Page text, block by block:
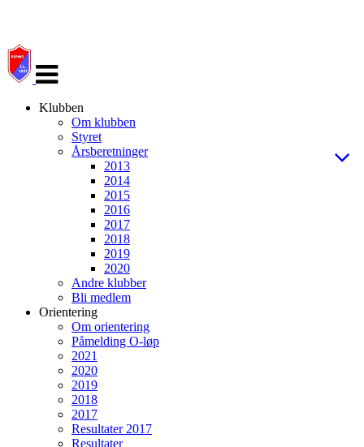
navigasjon
Klubben
Om klubben
Styret
Årsberetninger
2013
2014
2015
2016
2017
2018
2019
2020
Andre klubber
Bli medlem
Orientering
Om orientering
Påmelding O-løp
2021
2020
2019
2018
2017
Resultater 2017
Resultater